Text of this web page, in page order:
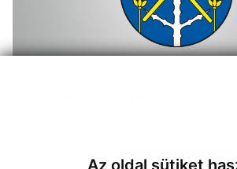
Az oldal sütiket